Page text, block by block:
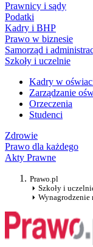
Prawnicy i sądy
Podatki
Kadry i BHP
Prawo w biznesie
Samorząd i
Szkoły i uczelnie
Kadry w
Zarządzanie
Orzeczenia
Studenci
Zdrowie
Prawo dla każdego
Akty Prawne
Prawo.pl
Szkoły i
Wynagrodzenie